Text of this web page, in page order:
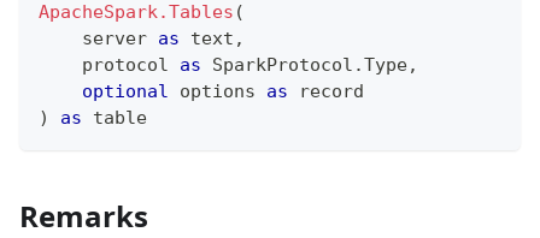
ApacheSpark.Tables (
    server
as text ,
    protocol
as SparkProtocol.Type,
optional options as
record
)
as table
Remarks